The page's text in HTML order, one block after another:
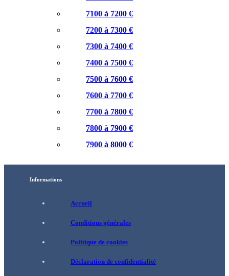
7100 à 7200 €
7200 à 7300 €
7300 à 7400 €
7400 à 7500 €
7500 à 7600 €
7600 à 7700 €
7700 à 7800 €
7800 à 7900 €
7900 à 8000 €
Informations
Accueil
Conditions générales
Politique de cookies
Déclaration de confidentialité